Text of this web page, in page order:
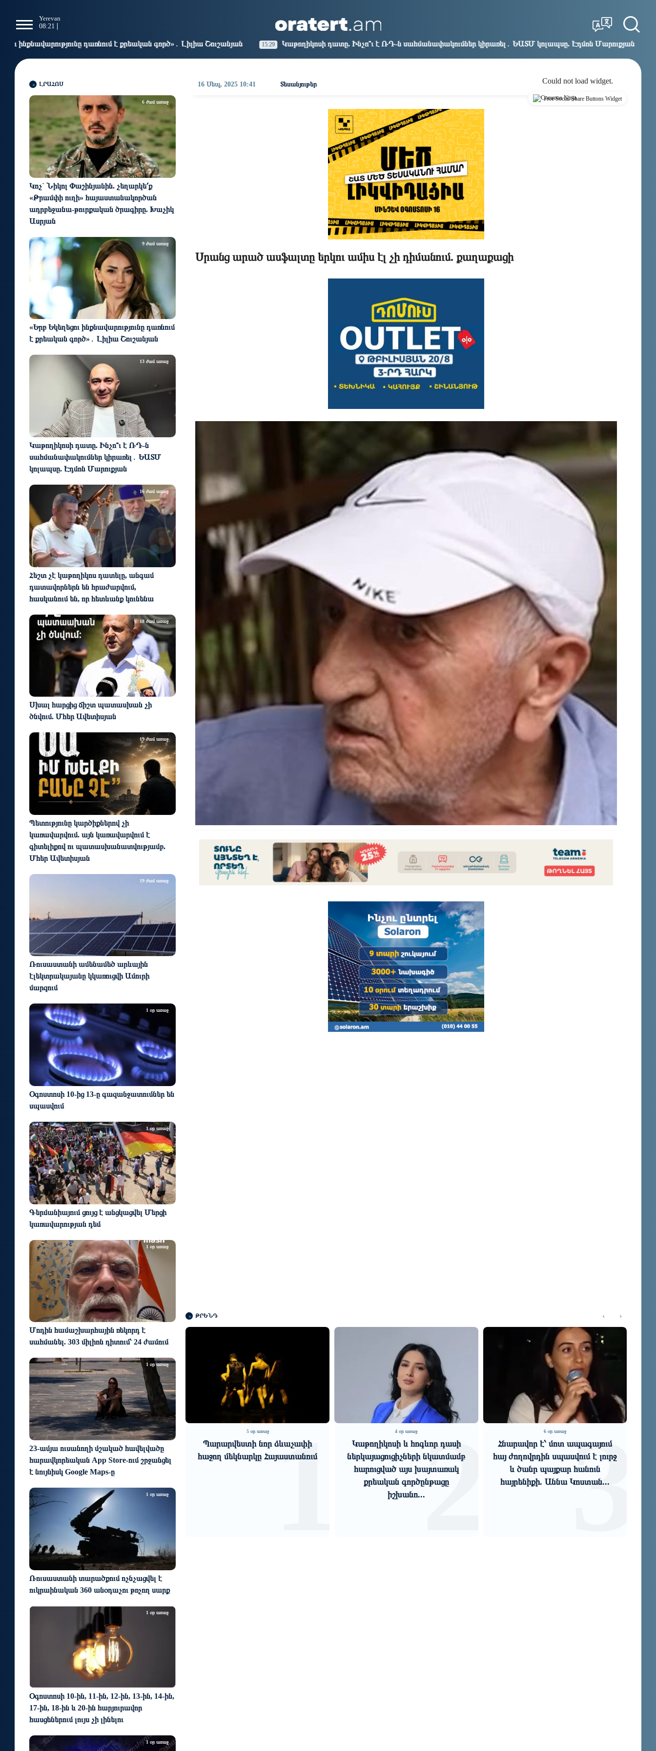
Yerevan
08:21
Los Angeles
21:21
Beijing
12:21
դառնում է քրեական գործ»․ Լիլիա Շուշանյան 15:29 Կաթողիկոսի դատը. Ինչո՞ւ է ՌԴ-ն սահմանափակումներ կիրառել․ ԵԱՏՄ կոլապսը. Էդմոն Մարուքյան 12:07 Հեշտ չէ
ԼՐԱՀՈՍ
Կոչ` Նիկոլ Փաշինյանին. չեղարկե՛ք
«Թրամփի ուղի» հայաստանակործան
ադրբեջանա-թուրքական ծրագիրը. Խաչիկ
Ասրյան
6 ժամ առաջ
«Երբ Եկեղեցու ինքնավարությունը դառնում
է քրեական գործ»․ Լիլիա Շուշանյան
9 ժամ առաջ
Կաթողիկոսի դատը. Ինչո՞ւ է ՌԴ-ն
սահմանափակումներ կիրառել․ ԵԱՏՄ
կոլապսը. Էդմոն Մարուքյան
13 ժամ առաջ
Հեշտ չէ կաթողիկոս դատելը, անգամ
դատավորներն են հրաժարվում,
հասկանում են, որ հետևանք կունենա
16 ժամ առաջ
Սխալ հարցից ճիշտ պատասխան չի
ծնվում. Մհեր Ավետիսյան
18 ժամ առաջ
Պետությունը կարծիքներով չի
կառավարվում. այն կառավարվում է
գիտելիքով ու պատասխանատվությամբ.
Մհեր Ավետիսյան
19 ժամ առաջ
Ռուսաստանի ամենամեծ արևային
էլեկտրակայանը կկառուցվի Ամուրի
մարզում
19 ժամ առաջ
Օգոստոսի 10-ից 13-ը գազանջատումներ են
սպասվում
1 օր առաջ
Գերմանիայում ցույց է անցկացվել Մերցի
կառավարության դեմ
1 օր առաջ
Մոդին համաշխարհային ռեկորդ է
սահմանել. 303 միլիոն դիտում՝ 24 ժամում
1 օր առաջ
23-ամյա ուսանողի մշակած հավելվածը
հարավկորեական App Store-ում շրջանցել
է նույնիսկ Google Maps-ը
1 օր առաջ
Ռուսաստանի տարածքում ոչնչացվել է
ուկրաինական 360 անօդաչու թռչող սարք
1 օր առաջ
Օգոստոսի 10-ին, 11-ին, 12-ին, 13-ին, 14-ին,
17-ին, 18-ին և 20-ին հարյուրավոր
հասցեներում լույս չի լինելու
1 օր առաջ
1 օր առաջ
16 Սեպ, 2025 10:41 Տեսանյութեր Could not load widget.
Free Social Share Buttons Widget
Սրանց արած ասֆալտը երկու ամիս էլ չի դիմանում. քաղաքացի
ԹՐԵՆԴ
երկար
Մենուա
5 օր առաջ
Պարարվեստի նոր ձևաչափի
հաջող մեկնարկը Հայաստանում
1
Կաթողիկոսի և հոգևոր դասի
ներկայացուցիչների նկատմամբ
2
Հնարավոր է՝ մոտ ապագայում
հայ ժողովրդին սպասվում է լուրջ
և ծանր պայքար հանուն
հայրենիքի. Աննա Կոստան...
3 Իշխանությունների վարած սխալ
քաղաքականության արդյունքում
գյուղացին այսօր մեծ խնդիրներ
ունի. Մենուա Սո...
‹ ›